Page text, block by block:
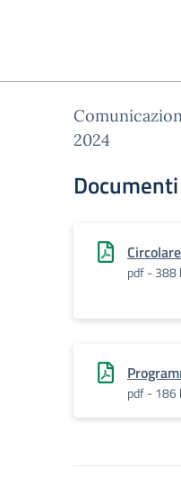
2024
Documenti
pdf - 388
pdf - 186